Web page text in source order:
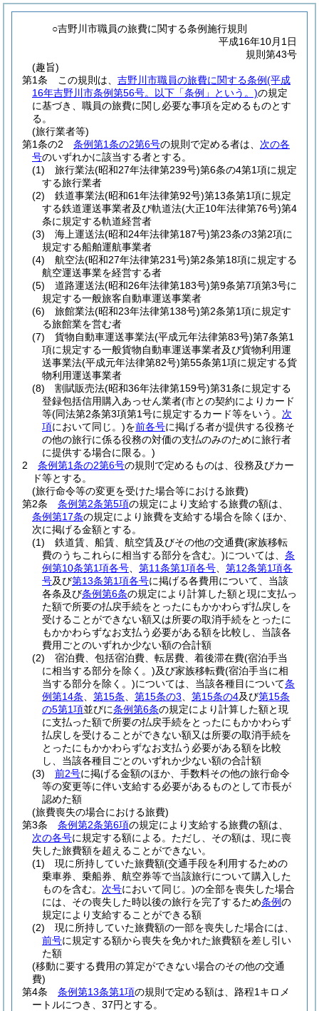
○吉野川市職員の旅費に関する条例施行規則
平成16年10月1日
規則第43号
(趣旨)
第1条
この規則は、 吉野川市職員の旅費に関する条例(平成
16年吉野川市条例第56号。以下「条例」という。)の規定
に基づき、職員の旅費に関し必要な事項を定めるものとす
る。
(旅行業者等)
第1条の2
条例第1条の2第6号の規則で定める者は、 次の各
号のいずれかに該当する者とする。
(1)
旅行業法(昭和27年法律第239号)第6条の4第1項に規定
する旅行業者
(2)
鉄道事業法(昭和61年法律第92号)第13条第1項に規定
する鉄道運送事業者及び軌道法(大正10年法律第76号)第4
条に規定する軌道経営者
(3)
海上運送法(昭和24年法律第187号)第23条の3第2項に
規定する船舶運航事業者
(4)
航空法(昭和27年法律第231号)第2条第18項に規定する
航空運送事業を経営する者
(5)
道路運送法(昭和26年法律第183号)第9条第7項第3号に
規定する一般旅客自動車運送事業者
(6)
旅館業法(昭和23年法律第138号)第2条第1項に規定す
る旅館業を営む者
(7)
貨物自動車運送事業法(平成元年法律第83号)第7条第1
項に規定する一般貨物自動車運送事業者及び貨物利用運
送事業法(平成元年法律第82号)第55条第1項に規定する貨
物利用運送事業者
(8)
割賦販売法(昭和36年法律第159号)第31条に規定する
登録包括信用購入あっせん業者(市との契約によりカード
等(同法第2条第3項第1号に規定するカード等をいう。 次
項において同じ。)を前各号に掲げる者が提供する役務そ
の他の旅行に係る役務の対価の支払のみのために旅行者
に提供する場合に限る。)
2
条例第1条の2第6号の規則で定めるものは、役務及びカー
ド等とする。
(旅行命令等の変更を受けた場合等における旅費)
第2条
条例第2条第5項の規定により支給する旅費の額は、
条例第17条の規定により旅費を支給する場合を除くほか、
次に掲げる金額とする。
(1)
鉄道賃、船賃、航空賃及びその他の交通費(家族移転
費のうちこれらに相当する部分を含む。)については、 条
例第10条第1項各号
第11条第1項各号
第12条第1項各
号及び第13条第1項各号に掲げる各費用について、当該
各条及び条例第6条の規定により計算した額と現に支払っ
た額で所要の払戻手続をとったにもかかわらず払戻しを
受けることができない額又は所要の取消手続をとったに
もかかわらずなお支払う必要がある額を比較し、当該各
費用ごとのいずれか少ない額の合計額
(2)
宿泊費、包括宿泊費、転居費、着後滞在費(宿泊手当
に相当する部分を除く。)及び家族移転費(宿泊手当に相
当する部分を除く。)については、当該各種目について条
例第14条
第15条 第15条の3 第15条の4及び第15条
の5第1項並びに条例第6条の規定により計算した額と現
に支払った額で所要の払戻手続をとったにもかかわらず
払戻しを受けることができない額又は所要の取消手続を
とったにもかかわらずなお支払う必要がある額を比較
し、当該各種目ごとのいずれか少ない額の合計額
(3)
前2号に掲げる金額のほか、手数料その他の旅行命令
等の変更等に伴い支給する必要があるものとして市長が
認めた額
(旅費喪失の場合における旅費)
第3条
条例第2条第6項の規定により支給する旅費の額は、
次の各号に規定する額による。 ただし、その額は、現に喪
失した旅費額を超えることができない。
(1)
現に所持していた旅費額(交通手段を利用するための
乗車券、乗船券、航空券等で当該旅行について購入した
ものを含む。 次号において同じ。)の全部を喪失した場合
には、その喪失した時以後の旅行を完了するため条例の
規定により支給することができる額
(2)
現に所持していた旅費額の一部を喪失した場合には、
前号に規定する額から喪失を免かれた旅費額を差し引い
た額
(移動に要する費用の算定ができない場合のその他の交通
費)
第4条
条例第13条第1項の規則で定める額は、路程1キロメ
ートルにつき、37円とする。